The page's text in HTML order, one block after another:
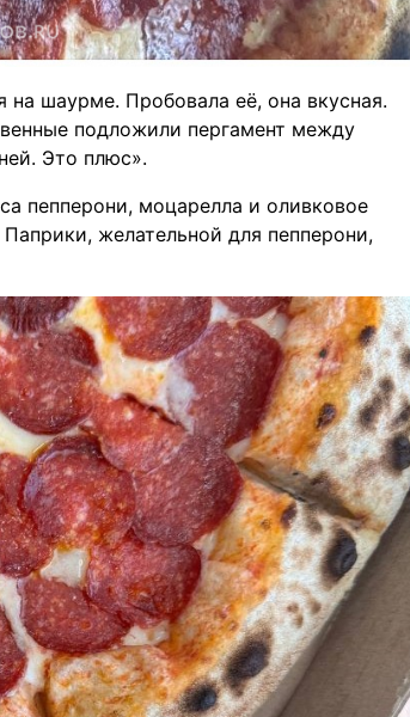
на шаурме. Пробовала её, она вкусная.
подложили пергамент между
Это плюс».
пепперони, моцарелла и оливковое
желательной для пепперони,